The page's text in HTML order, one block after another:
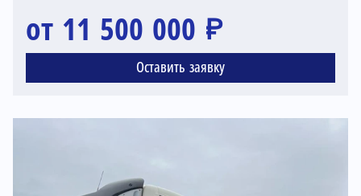
от 11 500 000 ₽
Оставить заявку